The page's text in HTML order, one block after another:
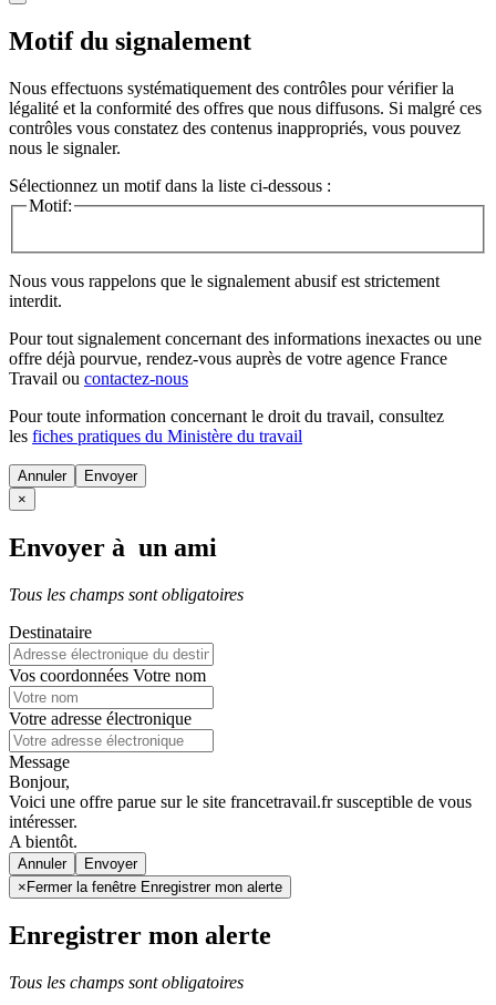
Motif du signalement
Nous effectuons systématiquement des contrôles pour vérifier la
légalité et la conformité des offres que nous diffusons. Si malgré ces
contrôles vous constatez des contenus inappropriés, vous pouvez
nous le signaler.
Sélectionnez un motif dans la liste ci-dessous :
Motif:
Nous vous rappelons que le signalement abusif est strictement
interdit.
Pour tout signalement concernant des informations inexactes ou une
offre déjà pourvue, rendez-vous auprès de votre agence France
Travail ou contactez-nous
Pour toute information concernant le droit du travail, consultez
les fiches pratiques du Ministère du travail
Annuler
×
Envoyer à un ami
Tous les champs sont obligatoires
Destinataire
Vos coordonnées Votre nom
Votre adresse électronique
Message
Bonjour,
Voici une offre parue sur le site francetravail.fr susceptible de vous
intéresser.
A bientôt.
Annuler
× Fermer la fenêtre Enregistrer mon alerte
Enregistrer mon alerte
Tous les champs sont obligatoires